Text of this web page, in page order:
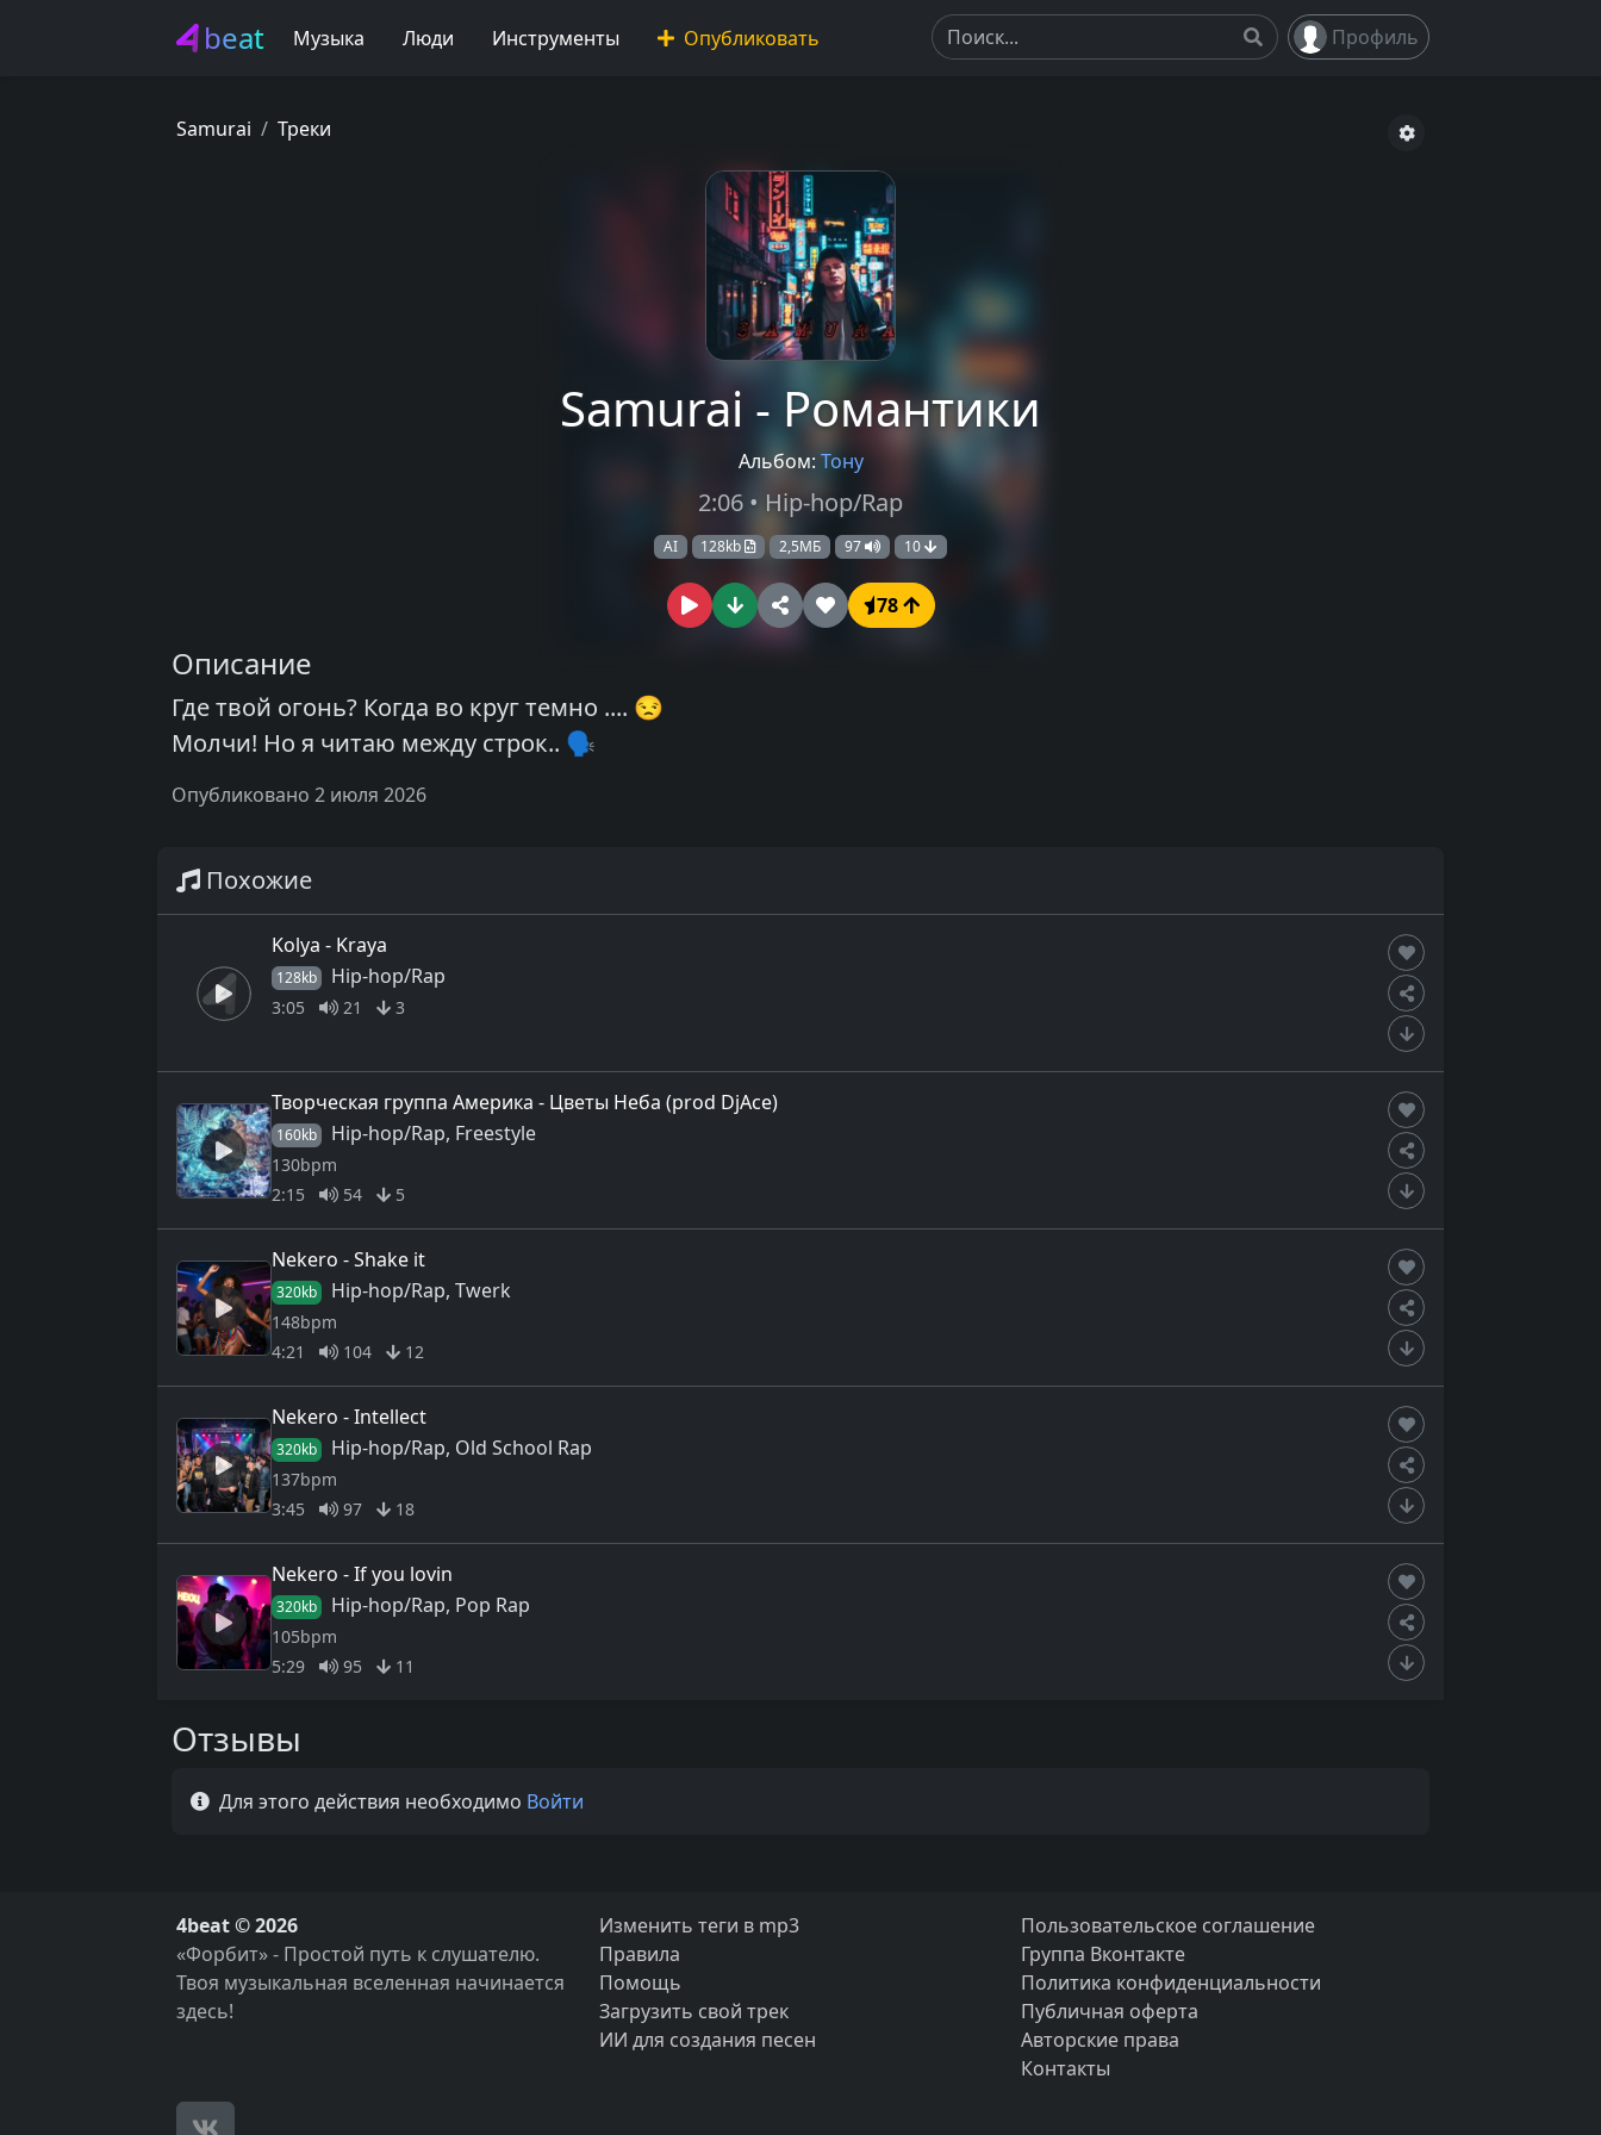
beat Музыка Люди Инструменты Опубликовать Профиль
Samurai Треки
Samurai - Романтики
Альбом: Тону
2:06 • Hip-hop/Rap
AI 128kb 2,5МБ 97 10
78
Описание
Где твой огонь? Когда во круг темно .... 😒
Молчи! Но я читаю между строк.. 🗣️
Опубликовано 2 июля 2026
Похожие
Kolya - Kraya
128kb Hip-hop/Rap
3:05 21 3
Творческая группа Америка - Цветы Неба (prod DjAce)
160kb Hip-hop/Rap, Freestyle
130bpm
2:15
54 5
Nekero - Shake it
320kb Hip-hop/Rap, Twerk
148bpm
4:21
104 12
Nekero - Intellect
320kb Hip-hop/Rap, Old School Rap
137bpm
3:45
97 18
Nekero - If you lovin
320kb Hip-hop/Rap, Pop Rap
105bpm
5:29
95 11
Отзывы
Для этого действия необходимо Войти
4beat © 2026
«Форбит» - Простой путь к слушателю.
Твоя музыкальная вселенная начинается
здесь!
Изменить теги в mp3
Правила
Помощь
Загрузить свой трек
ИИ для создания песен
Пользовательское соглашение
Группа Вконтакте
Политика конфиденциальности
Публичная оферта
Авторские права
Контакты